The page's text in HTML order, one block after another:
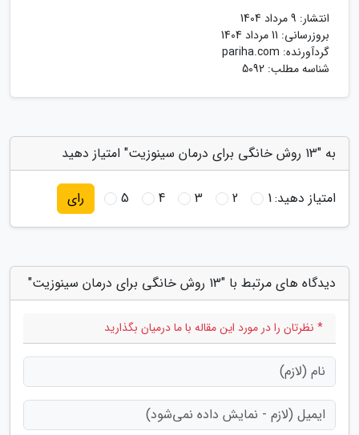
انتشار: 9 مرداد 1404
بروزرسانی: 11 مرداد 1404
گردآورنده: pariha.com
شناسه مطلب: 5092
به "13 روش خانگی برای درمان سینوزیت" امتیاز دهید
امتیاز دهید:1
2
3
4
5 رای
دیدگاه های مرتبط با "13 روش خانگی برای درمان سینوزیت"
* نظرتان را در مورد این مقاله با ما درمیان بگذارید